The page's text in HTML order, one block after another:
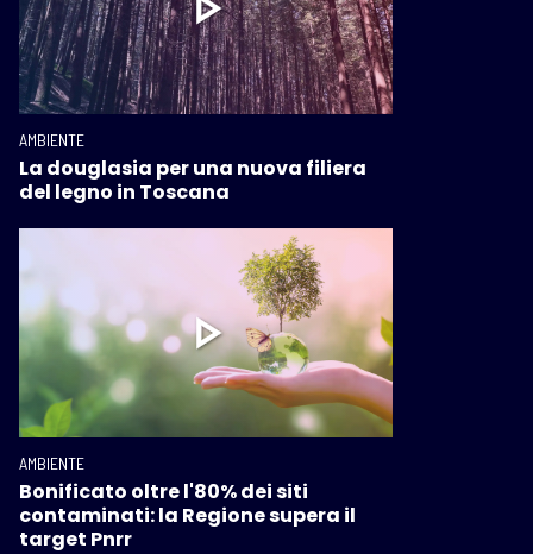
AMBIENTE
La douglasia per una nuova filiera
del legno in Toscana
AMBIENTE
Bonificato oltre l'80% dei siti
contaminati: la Regione supera il
target Pnrr